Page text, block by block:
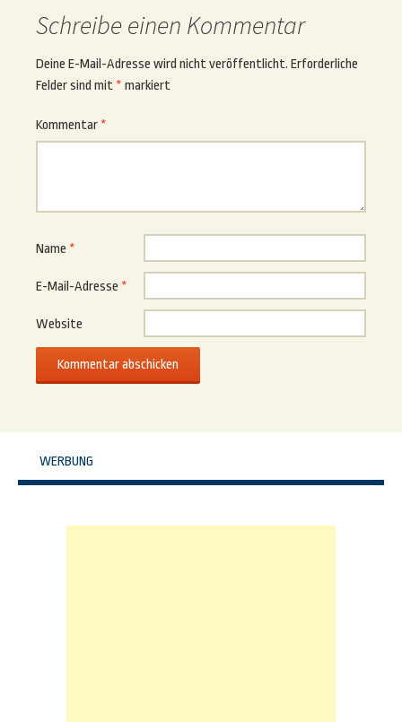
Schreibe einen Kommentar
Deine E-Mail-Adresse wird nicht veröffentlicht. Erforderliche
Felder sind mit * markiert
Kommentar *
Name *
E-Mail-Adresse *
Website
WERBUNG